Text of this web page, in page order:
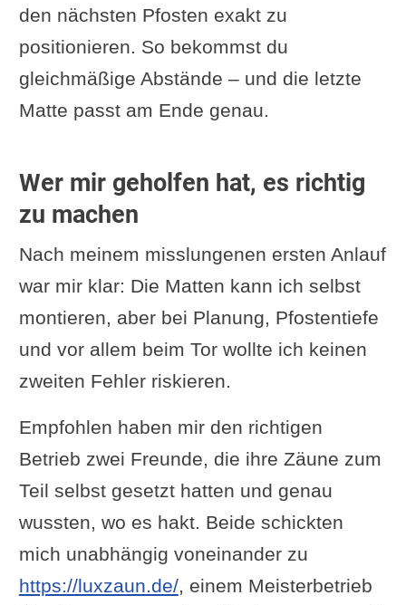
den nächsten Pfosten exakt zu
positionieren. So bekommst du
gleichmäßige Abstände – und die letzte
Matte passt am Ende genau.
Wer mir geholfen hat, es richtig
zu machen
Nach meinem misslungenen ersten Anlauf
war mir klar: Die Matten kann ich selbst
montieren, aber bei Planung, Pfostentiefe
und vor allem beim Tor wollte ich keinen
zweiten Fehler riskieren.
Empfohlen haben mir den richtigen
Betrieb zwei Freunde, die ihre Zäune zum
Teil selbst gesetzt hatten und genau
wussten, wo es hakt. Beide schickten
mich unabhängig voneinander zu
https://luxzaun.de/, einem Meisterbetrieb